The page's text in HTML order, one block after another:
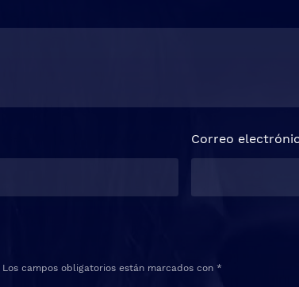
Los campos obligatorios están marcados con *
Correo